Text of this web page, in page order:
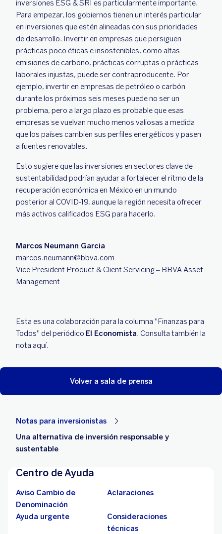
inversiones ESG & SRI es particularmente importante.
Para empezar, los gobiernos tienen un interés particular
en inversiones que estén alineadas con sus prioridades
de desarrollo. Invertir en empresas que persiguen
prácticas poco éticas e insostenibles, como altas
emisiones de carbono, prácticas corruptas o prácticas
laborales injustas, puede ser contraproducente. Por
ejemplo, invertir en empresas de petróleo o carbón
durante los próximos seis meses puede no ser un
problema, pero a largo plazo es probable que esas
empresas se vuelvan mucho menos valiosas a medida
que los países cambien sus perfiles energéticos y pasen
a fuentes renovables.
Esto sugiere que las inversiones en sectores clave de
sustentabilidad podrían ayudar a fortalecer el ritmo de la
recuperación económica en México en un mundo
posterior al COVID-19, aunque la región necesita ofrecer
más activos calificados ESG para hacerlo.
Marcos Neumann Garcia
marcos.neumann@bbva.com
Vice President Product & Client Servicing – BBVA Asset
Management
Esta es una colaboración para la columna "Finanzas para
Todos" del periódico El Economista. Consulta también la
nota aquí.
Volver a sala de prensa
Notas para inversionistas
Una alternativa de inversión responsable y
sustentable
Centro de Ayuda
Aviso Cambio de
Denominación
Aclaraciones
Ayuda urgente
Consideraciones
técnicas